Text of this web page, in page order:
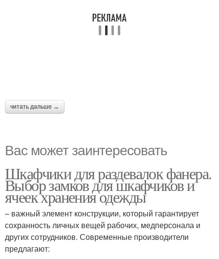
читать дальше →
Вас может заинтересовать
Шкафчики для раздевалок фанера.
Выбор замков для шкафчиков и
ячеек хранения одежды
– важный элемент конструкции, который гарантирует
сохранность личных вещей рабочих, медперсонала и
других сотрудников. Современные производители
предлагают: